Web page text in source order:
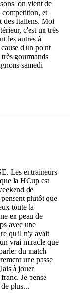
on vient de
competition, et
des Italiens. Moi
c'est un très
les autres à
d'un point
gourmands
samedi
Les entraineurs
la HCup est
de
plutôt que
toute la
en peau de
avec une
qu'il n'y avait
vrai miracle que
du match
une passe
à jouer
Je pense
plus...